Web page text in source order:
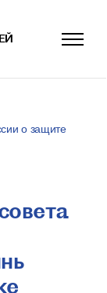
о защите